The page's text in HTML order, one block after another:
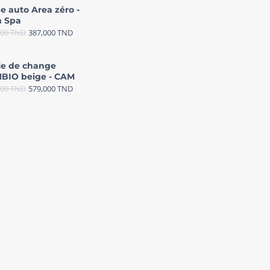
auto Area zéro -
Spa
TND 387,000TND
de change
beige - CAM
TND 579,000TND